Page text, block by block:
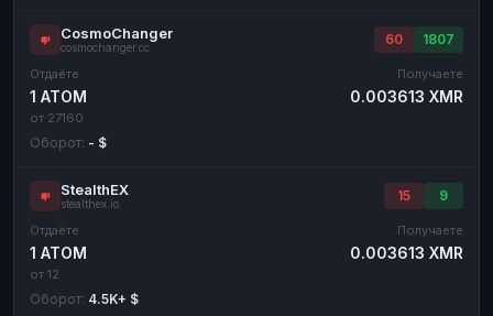
CosmoChanger
cosmochanger.cc
60 1807
Отдаёте
1 ATOM
от 27160
Получаете
0.003613 XMR
Оборот: - $
StealthEX
stealthex.io
15 9
Отдаёте
1 ATOM
от 12
Получаете
0.003613 XMR
Оборот: 4.5K+ $